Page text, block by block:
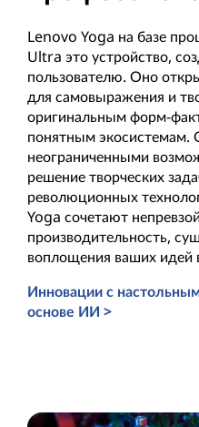
Lenovo Yoga на базе
Ultra это устройство,
пользователю. Оно
для самовыражения и
оригинальным форм-
понятным экосистемам.
неограниченными
решение творческих
революционных
Yoga сочетают
производительность,
воплощения ваших идей
Инновации с
основе ИИ >